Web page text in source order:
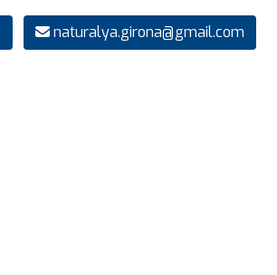
naturalya.girona@gmail.com